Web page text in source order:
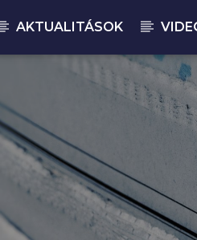
AKTUALITÁSOK